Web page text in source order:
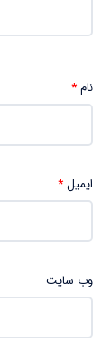
نام*
ایمیل*
وب‌ سایت